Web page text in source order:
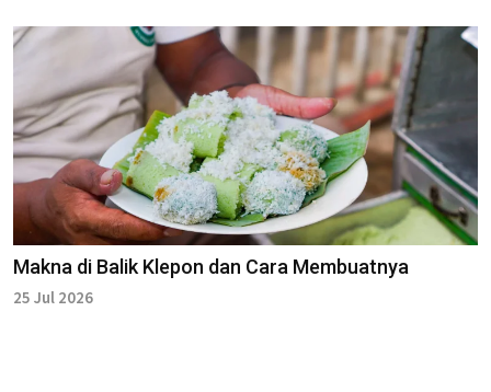
Makna di Balik Klepon dan Cara Membuatnya
25 Jul 2026